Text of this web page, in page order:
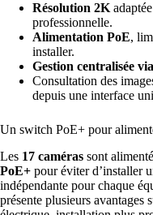
Résolution 2K
professionnelle.
Alimentation PoE,
installer.
Gestion centralisée
Consultation des
depuis une interface
Un switch PoE+ pour
Les 17 caméras sont
PoE+ pour éviter d’installer
indépendante pour chaque
présente plusieurs avantages